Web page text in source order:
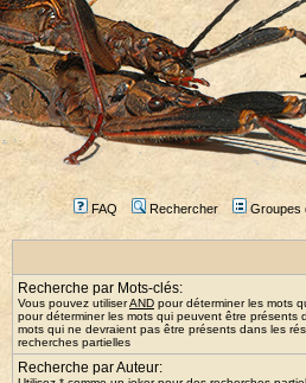
FAQ Rechercher Groupes
Recherche par Mots-clés:
Vous pouvez utiliserAND pour déterminer les mots
pour déterminer les mots qui peuvent être présents
mots qui ne devraient pas être présents dans les
recherches partielles
Recherche par Auteur: